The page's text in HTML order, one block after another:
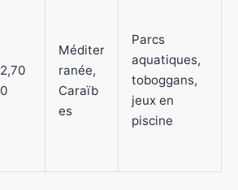
2,70
0
Méditer
ranée,
Caraïb
es
Parcs
aquatiques,
toboggans,
jeux en
piscine